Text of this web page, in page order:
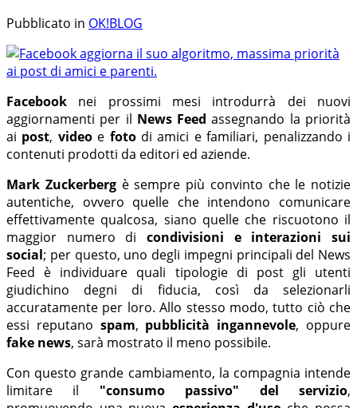
Pubblicato in OK!BLOG
Facebook nei prossimi mesi introdurrà dei nuovi
aggiornamenti per il News Feed assegnando la priorità
ai post, videoe fotodi amici e familiari, penalizzando i
contenuti prodotti da editori ed aziende.
Mark Zuckerbergè sempre più convinto che le notizie
autentiche, ovvero quelle che intendono comunicare
effettivamente qualcosa, siano quelle che riscuotono il
maggior numero di condivisioni e interazioni sui
social; per questo, uno degli impegni principali del News
Feed è individuare quali tipologie di post gli utenti
giudichino degni di fiducia, così da selezionarli
accuratamente per loro. Allo stesso modo, tutto ciò che
essi reputano spam, pubblicità ingannevole, oppure
fake news, sarà mostrato il meno possibile.
Con questo grande cambiamento, la compagnia intende
limitare il "consumo passivo" del servizio,